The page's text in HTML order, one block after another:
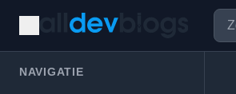
NAVIGATIE